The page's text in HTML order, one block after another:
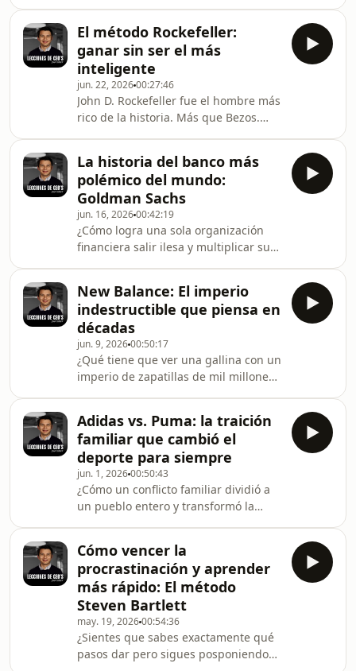
para captar atención, generar
confianza y persuadir de forma é
de Lecciones de CEOs desglosamos el
método de Robert Greene, autor de
48 Laws of Power —el libro sobre
poder más vendido de las últimas dos
décadas, citado por Jay-Z, Kanye West
y Drake— para entender cómo
funciona el poder real y cómo se
ejerce la influe
El método Rockefeller:
ganar sin ser el más
inteligente
jun. 22, 202600:27:46
John D. Rockefeller fue el hombre más
rico de la historia. Más que Bezos.
analizo Titan, la biografía de 800
páginas de Ron Chernow sobre
Rockefeller, y extraigo los 9 principios
que explican cómo un hombre lento,
metódico y sin talento extraordinario
construyó el mayor monopolio del
mundo.Lo que aprenderás en este
episodio:— Por
La historia del banco más
polémico del mundo:
Goldman Sachs
jun. 16, 202600:42:19
¿Cómo logra una sola organización
financiera salir ilesa y multiplicar sus
episodio de Lecciones de CEOs, Juan
Suárez analiza la historia oculta y la
evolución de Goldman Sachs, el banco
de inversión más poderoso de Wall
Street.Descubre cómo un inmigrante
bávaro comenzó un negocio con
pagarés en un sótano en 1869 y cómo
sus suc
New Balance: El imperio
indestructible que piensa en
décadas
jun. 9, 202600:50:17
¿Qué tiene que ver una gallina con un
imperio de zapatillas de mil millones
de estudio de New Balance, la única
corporación global de calzado
deportivo que logró construir un
imperio indestructible haciendo
exactamente lo contrario a sus
competidores. Mientras marcas como
Nike o Adidas apostaron por la
deslocalización masiva en A
Adidas vs. Puma: la traición
familiar que cambió el
deporte para siempre
jun. 1, 202600:50:43
¿Cómo un conflicto familiar dividió a
un pueblo entero y transformó la
Lecciones de CEOs, Juan Suárez
analiza la historia de Adi Dassler
(fundador de Adidas) y Rudy Dassler
(fundador de Puma), dos hermanos
cuya rivalidad comercial redefinió el
marketing deportivo
global.Acompáñanos a descubrir las
Cómo vencer la
procrastinación y aprender
más rápido: El método
Steven Bartlett
may. 19, 202600:54:36
¿Sientes que sabes exactamente qué
pasos dar pero sigues posponiendo